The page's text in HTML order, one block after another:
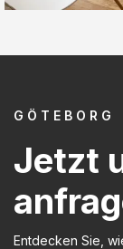
Jetzt
Entdecken Sie,